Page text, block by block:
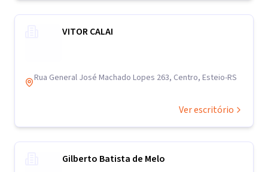
VITOR CALAI
Rua General José Machado Lopes 263, Centro, Esteio-RS
Ver escritório
Gilberto Batista de Melo